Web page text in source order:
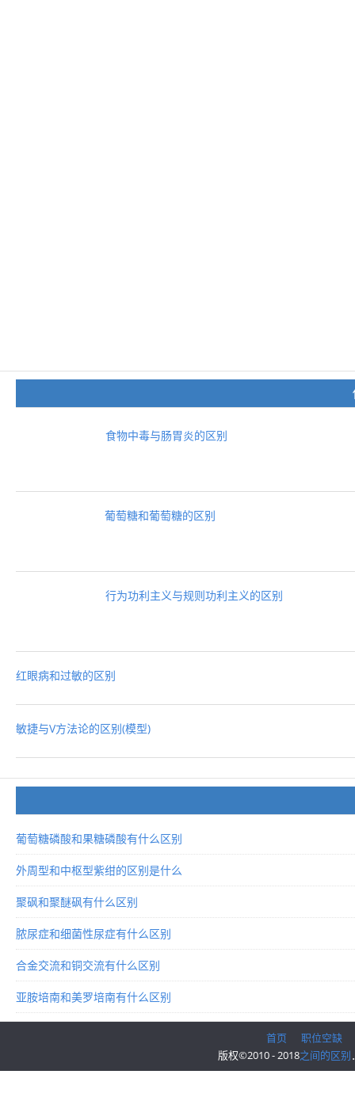
食物中毒与肠胃炎的区别
葡萄糖和葡萄糖的区别
行为功利主义与规则功利主义的区别
红眼病和过敏的区别
敏捷与V方法论的区别(模型)
葡萄糖磷酸和果糖磷酸有什么区别
外周型和中枢型紫绀的区别是什么
聚砜和聚醚砜有什么区别
脓尿症和细菌性尿症有什么区别
合金交流和铜交流有什么区别
亚胺培南和美罗培南有什么区别
首页
职位空缺
版权©2010 - 2018之间的区别